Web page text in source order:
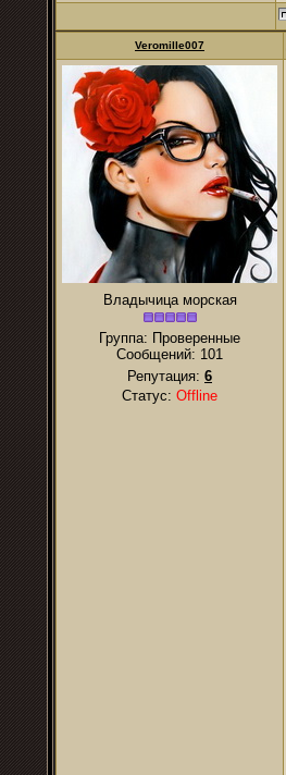
Veromille007
Владычица морская
Группа: Проверенные
Сообщений: 101
Репутация: 6
Статус: Offline